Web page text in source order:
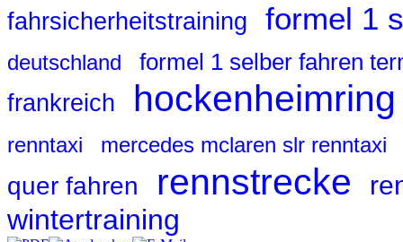
fahrsicherheitstraining formel 1
deutschland formel 1 selber fahren
frankreich hockenheimring
renntaxi mercedes mclaren slr renntaxi
quer fahren rennstrecke
wintertraining